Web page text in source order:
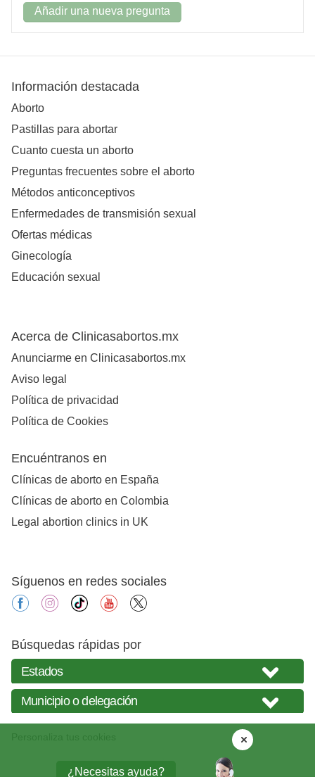
Añadir una nueva pregunta
¿Necesitas ayuda?
Información destacada
Aborto
Pastillas para abortar
Cuanto cuesta un aborto
Preguntas frecuentes sobre el aborto
Métodos anticonceptivos
Enfermedades de transmisión sexual
Ofertas médicas
Ginecología
Educación sexual
Acerca de Clinicasabortos.mx
Anunciarme en Clinicasabortos.mx
Aviso legal
Política de privacidad
Política de Cookies
Encuéntranos en
Clínicas de aborto en España
Clínicas de aborto en Colombia
Legal abortion clinics in UK
Síguenos en redes sociales
facebookinstagram
tiktok youtube
Búsquedas rápidas por